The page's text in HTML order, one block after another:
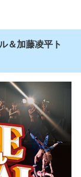
＆加藤凌平ト